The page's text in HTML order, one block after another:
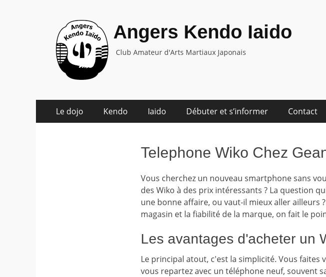
Angers Kendo Iaido
Club Amateur d'Arts Martiaux Japonais
Menu
principal
Le dojo Kendo Iaido Débuter et s’informer Contact
Telephone Wiko Chez
Vous cherchez un nouveau smartphone sans
des Wiko à des prix intéressants ? La question
une bonne affaire, ou vaut-il mieux aller ailleurs
magasin et la fiabilité de la marque, on fait le
Les avantages d'acheter un
Le principal atout, c'est la simplicité. Vous faites
vous repartez avec un téléphone neuf, souvent